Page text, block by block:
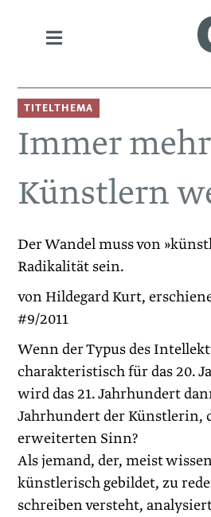
TITELTHEMA
Immer
Künstlern
Der Wandel muss von
Radikalität sein.
von Hildegard Kurt,
#9/2011
Wenn der Typus des
charakteristisch für das 20.
wird das 21. Jahrhundert
Jahrhundert der Künstlerin,
erweiterten Sinn?
Als jemand, der, meist
künstlerisch gebildet, zu
schreiben versteht,